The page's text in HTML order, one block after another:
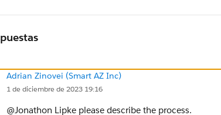
Adrian Zinovei (Smart AZ Inc)
1 de diciembre de 2023 19:16
@Jonathon Lipke​ please describe the process.